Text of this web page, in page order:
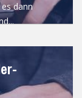
dann